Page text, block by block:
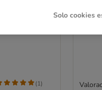
Light in Fat
con pavo
(1)
Solo cookies